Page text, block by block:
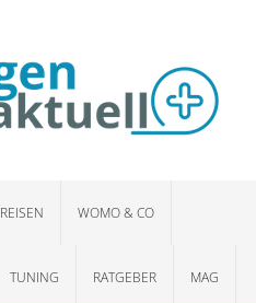
REISEN WOMO & CO
TUNING RATGEBER MAG